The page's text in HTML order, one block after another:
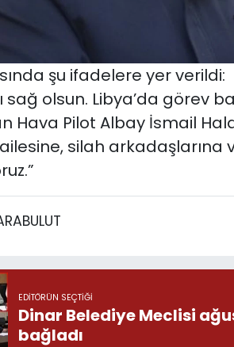
şu ifadelere yer verildi:
sağ olsun. Libya’da görev
Hava Pilot Albay İsmail
silah arkadaşlarına
EDITÖRÜN SEÇTIĞI
Dinar Belediye Meclisi
bağladı